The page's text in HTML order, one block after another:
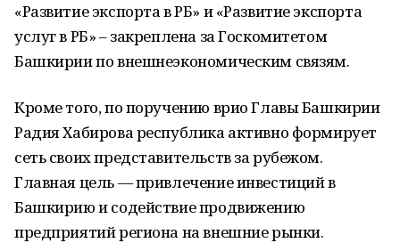
«Развитие экспорта в РБ» и «Развитие экспорта
услуг в РБ» – закреплена за Госкомитетом
Башкирии по внешнеэкономическим связям.
Кроме того, по поручению врио Главы Башкирии
Радия Хабирова республика активно формирует
сеть своих представительств за рубежом.
Главная цель — привлечение инвестиций в
Башкирию и содействие продвижению
предприятий региона на внешние рынки.